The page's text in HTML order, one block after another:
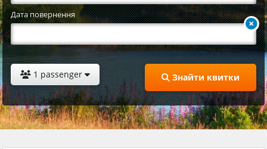
Дата повернення
1 passenger Знайти квитки